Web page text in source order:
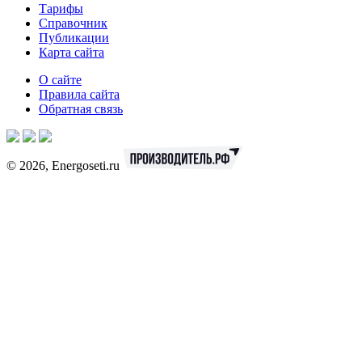
Тарифы
Справочник
Публикации
Карта сайта
О сайте
Правила сайта
Обратная связь
© 2026, Energoseti.ru